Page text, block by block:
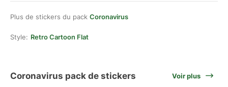
Plus de stickers du pack Coronavirus
Style: Retro Cartoon Flat
Coronavirus pack de stickers Voir plus